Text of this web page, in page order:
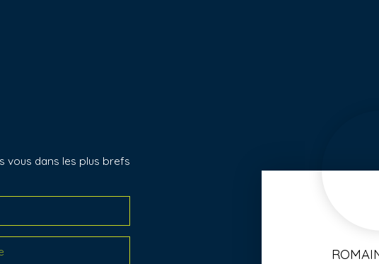
vous dans les plus brefs